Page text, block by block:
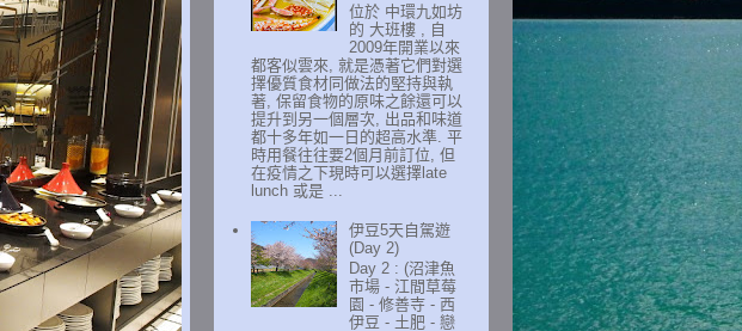
位於 中環九如坊
的 大班樓 , 自
2009年開業以來
都客似雲來, 就是憑著它們對選
擇優質食材同做法的堅持與執
著, 保留食物的原味之餘還可以
提升到另一個層次, 出品和味道
都十多年如一日的超高水準. 平
時用餐往往要2個月前訂位, 但
在疫情之下現時可以選擇late
lunch 或是 ...
伊豆5天自駕遊
(Day 2)
Day 2 : (沼津魚
市場 - 江間草莓
園 - 修善寺 - 西
伊豆 - 土肥 - 戀